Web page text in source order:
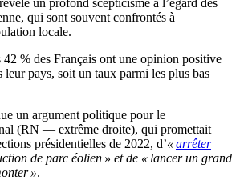
un profond scepticisme à l’égard des
qui sont souvent confrontés à
locale.
42 % des Français ont une opinion positive
leur pays, soit un taux parmi les plus bas
un argument politique pour le
(RN — extrême droite), qui promettait
présidentielles de 2022, d’«arrêter
de parc éolien » et de « lancer un grand
».